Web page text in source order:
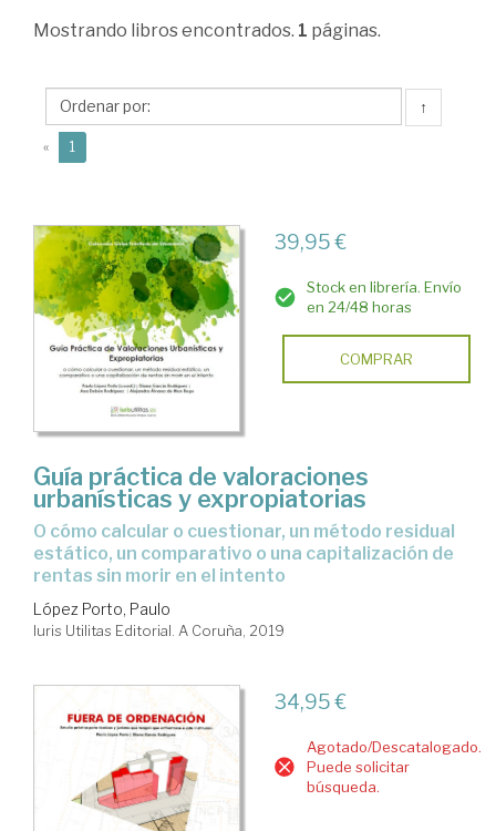
López
Paulo
Mostrando libros encontrados. 1 páginas.
↑
« 1
39,95 €
Stock en librería. Envío
en 24/48 horas
COMPRAR
Guía práctica de valoraciones
urbanísticas y expropiatorias
o cómo calcular o cuestionar, un método residual
estático, un comparativo o una capitalización de
rentas sin morir en el intento
López Porto, Paulo
Iuris Utilitas Editorial. A Coruña, 2019
34,95 €
Agotado/Descatalogado.
Puede solicitar
búsqueda.